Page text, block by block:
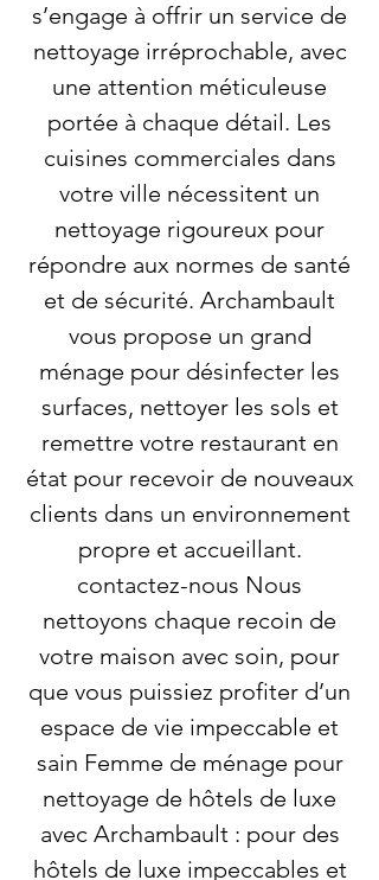
s’engage à offrir un service de
nettoyage irréprochable, avec
une attention méticuleuse
portée à chaque détail. Les
cuisines commerciales dans
votre ville nécessitent un
nettoyage rigoureux pour
répondre aux normes de santé
et de sécurité. Archambault
vous propose un grand
ménage pour désinfecter les
surfaces, nettoyer les sols et
remettre votre restaurant en
état pour recevoir de nouveaux
clients dans un environnement
propre et accueillant.
contactez-nous Nous
nettoyons chaque recoin de
votre maison avec soin, pour
que vous puissiez profiter d’un
espace de vie impeccable et
sain Femme de ménage pour
nettoyage de hôtels de luxe
avec Archambault : pour des
hôtels de luxe impeccables et